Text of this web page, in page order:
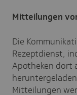
Mitteilungen
Die
Rezeptdienst,
Apotheken dort
Mitteilungen